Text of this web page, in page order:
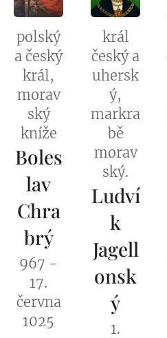
polský
a český
král,
morav
ský
kníže
Boles
lav
Chra
brý
967 -
17.
června
1025
král
český a
uhersk
ý,
markra
bě
morav
ský.
Ludví
k
Jagell
onsk
ý
1.